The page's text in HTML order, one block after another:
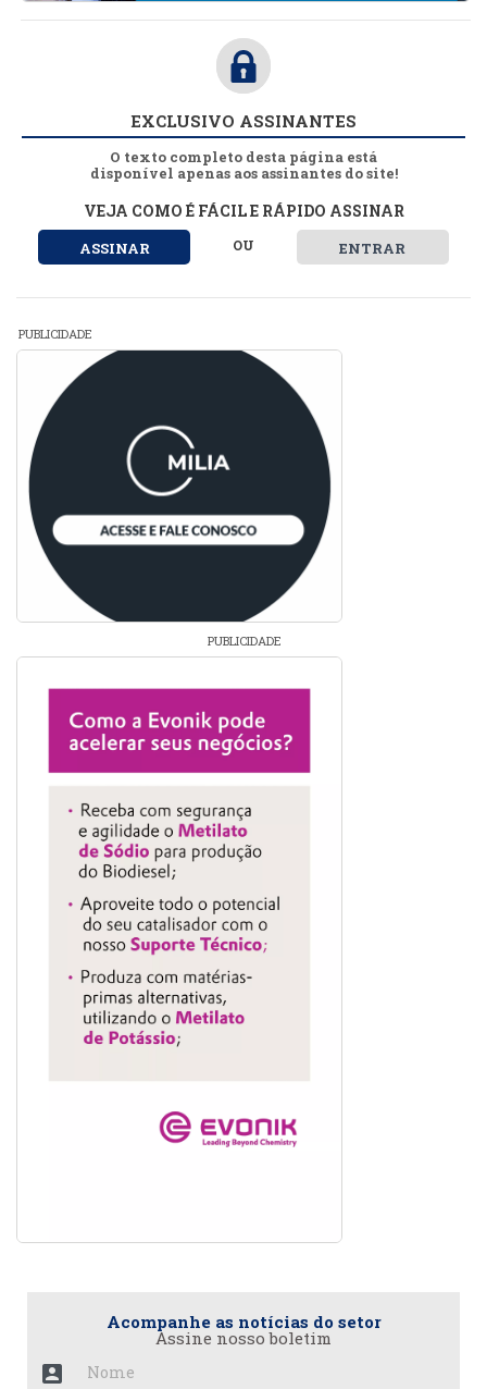
EXCLUSIVO ASSINANTES
O texto completo desta página está
disponível apenas aos assinantes do site!
VEJA COMO É FÁCIL E RÁPIDO ASSINAR
ASSINAR OU ENTRAR
PUBLICIDADE
PUBLICIDADE
Acompanhe as notícias do setor
Assine nosso boletim
account_box